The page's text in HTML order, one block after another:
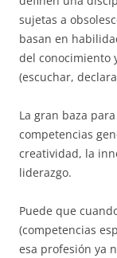
sujetas a
basan en
del conocimiento
(escuchar,
La gran baza
competencias
creatividad, la
liderazgo.
Puede que
(competencias
esa profesión ya